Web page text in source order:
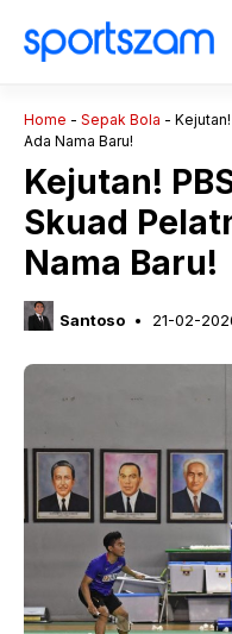
Home - Sepak Bola -
Ada Nama Baru!
Kejutan!
Skuad
Nama Baru!
Santoso 21-02-